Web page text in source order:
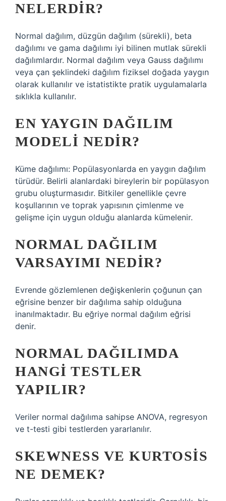
NELERDIR?
Normal dağılım, düzgün dağılım (sürekli), beta
dağılımı ve gama dağılımı iyi bilinen mutlak sürekli
dağılımlardır. Normal dağılım veya Gauss dağılımı
veya çan şeklindeki dağılım fiziksel doğada yaygın
olarak kullanılır ve istatistikte pratik uygulamalarla
sıklıkla kullanılır.
EN YAYGIN DAĞILIM
MODELI NEDIR?
Küme dağılımı: Popülasyonlarda en yaygın dağılım
türüdür. Belirli alanlardaki bireylerin bir popülasyon
grubu oluşturmasıdır. Bitkiler genellikle çevre
koşullarının ve toprak yapısının çimlenme ve
gelişme için uygun olduğu alanlarda kümelenir.
NORMAL DAĞILIM
VARSAYIMI NEDIR?
Evrende gözlemlenen değişkenlerin çoğunun çan
eğrisine benzer bir dağılıma sahip olduğuna
inanılmaktadır. Bu eğriye normal dağılım eğrisi
denir.
NORMAL DAĞILIMDA
HANGI TESTLER
YAPILIR?
Veriler normal dağılıma sahipse ANOVA, regresyon
ve t-testi gibi testlerden yararlanılır.
SKEWNESS VE KURTOSIS
NE DEMEK?